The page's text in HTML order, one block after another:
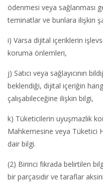
ödenmesi veya sağlanması
teminatlar ve bunlara ilişkin
i) Varsa dijital içeriklerin
koruma önlemleri,
j) Satıcı veya sağlayıcının
beklendiği, dijital içeriğin
çalışabileceğine ilişkin bilgi,
k) Tüketicilerin uyuşmazlık
Mahkemesine veya Tüketici
dair bilgi.
(2) Birinci fıkrada belirtilen
bir parçasıdır ve taraflar